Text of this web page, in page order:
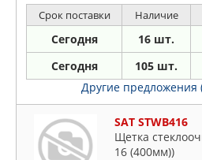
Hatchback [BP]
05-10, 5 [CW]
Срок поставки Наличие
Сегодня 16 шт.
Сегодня 105 шт.
Другие предложения
SAT STWB416
Щетка
16 (400мм))